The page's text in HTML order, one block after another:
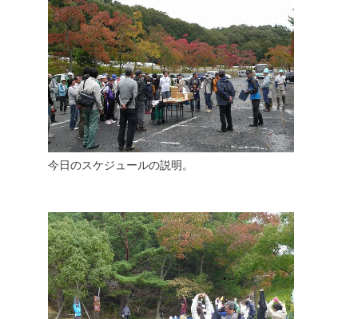
今日のスケジュールの説明。